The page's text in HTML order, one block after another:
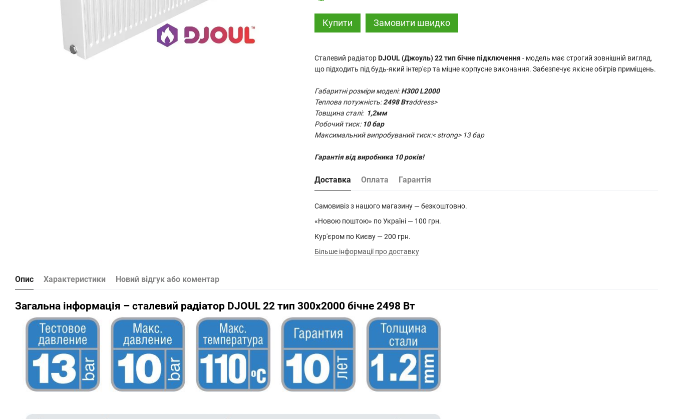
Купити Замовити швидко
Сталевий радіаторDJOUL (Джоуль) 22 тип бічне підключення - модель має строгий зовнішній вигляд,
що підходить під будь-який інтер'єр та міцне корпусне виконання. Забезпечує якісне обігрів приміщень.
Габаритні розміри моделі: H300 L2000
Теплова потужність:2498 Втaddress>
Товщина сталі: 1,2мм
Робочий тиск:10 бар
Максимальний випробуваний тиск:< strong> 13 бар
Гарантія від виробника 10 років!
Доставка Оплата Гарантія
Самовивіз з нашого магазину — безкоштовно.
«Новою поштою» по Україні — 100 грн.
Кур'єром по Києву — 200 грн.
Більше інформації про доставку
Опис Характеристики Новий відгук або коментар
Загальна інформація – сталевий радіатор DJOUL 22 тип 300х2000 бічне 2498 Вт